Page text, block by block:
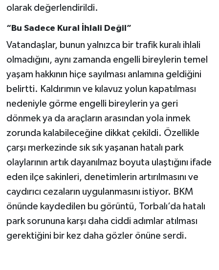
olarak değerlendirildi.
“Bu Sadece Kural İhlali Değil”
Vatandaşlar, bunun yalnızca bir trafik kuralı ihlali
olmadığını, aynı zamanda engelli bireylerin temel
yaşam hakkının hiçe sayılması anlamına geldiğini
belirtti. Kaldırımın ve kılavuz yolun kapatılması
nedeniyle görme engelli bireylerin ya geri
dönmek ya da araçların arasından yola inmek
zorunda kalabileceğine dikkat çekildi. Özellikle
çarşı merkezinde sık sık yaşanan hatalı park
olaylarının artık dayanılmaz boyuta ulaştığını ifade
eden ilçe sakinleri, denetimlerin artırılmasını ve
caydırıcı cezaların uygulanmasını istiyor. BKM
önünde kaydedilen bu görüntü, Torbalı’da hatalı
park sorununa karşı daha ciddi adımlar atılması
gerektiğini bir kez daha gözler önüne serdi.